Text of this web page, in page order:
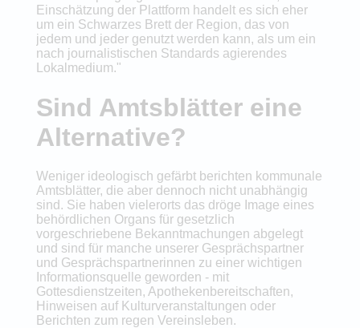
Einschätzung der Plattform handelt es sich eher
um ein Schwarzes Brett der Region, das von
jedem und jeder genutzt werden kann, als um ein
nach journalistischen Standards agierendes
Lokalmedium."
Sind Amtsblätter eine
Alternative?
Weniger ideologisch gefärbt berichten kommunale
Amtsblätter, die aber dennoch nicht unabhängig
sind. Sie haben vielerorts das dröge Image eines
behördlichen Organs für gesetzlich
vorgeschriebene Bekanntmachungen abgelegt
und sind für manche unserer Gesprächspartner
und Gesprächspartnerinnen zu einer wichtigen
Informationsquelle geworden - mit
Gottesdienstzeiten, Apothekenbereitschaften,
Hinweisen auf Kulturveranstaltungen oder
Berichten zum regen Vereinsleben.